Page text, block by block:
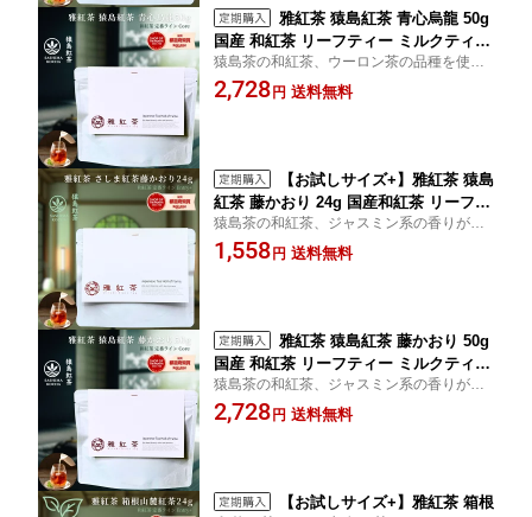
雅紅茶 猿島紅茶 青心烏龍 50g
国産 和紅茶 リーフティー ミルクティー
向き 茶園ごとの個性を味わう主力ライ
ン | お茶 日本茶 紅茶 和紅茶 茶の支度
猿島茶の和紅茶、ウーロン茶の品種を使っ
た一風変わった香りをお楽しみください。
美味しい紅茶の淹れ方冊子付きで、紅茶の
2,728円 送料無料
【お試しサイズ+】雅紅茶 猿島
紅茶 藤かおり 24g 国産和紅茶 リーフテ
ィー ミルクティー向き 1000円ポッキリ
| お茶 日本茶 紅茶 和紅茶 茶の支度 送料
猿島茶の和紅茶、ジャスミン系の香りが特
徴。特に女性の方に多くのファンを持つ逸
品です。その風味は一度味わうと忘れられ
1,558円 送料無料
雅紅茶 猿島紅茶 藤かおり 50g
国産 和紅茶 リーフティー ミルクティー
向き 茶園ごとの個性を味わう主力ライ
ン | お茶 日本茶 紅茶 和紅茶 茶の支度
猿島茶の和紅茶、ジャスミン系の香りが特
徴。特に女性の方に多くのファンを持つ逸
品です。その風味は一度味わうと忘れられ
2,728円 送料無料
【お試しサイズ+】雅紅茶 箱根